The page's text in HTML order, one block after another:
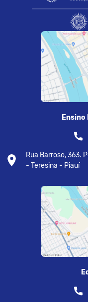
Ensino
Rua Barroso, 363.
- Teresina - Piauí